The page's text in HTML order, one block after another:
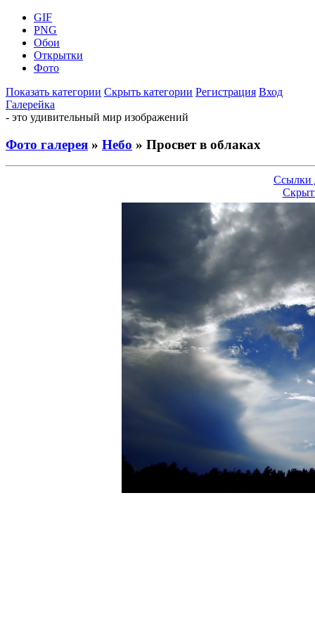
GIF
PNG
Обои
Открытки
Фото
Показать категории Скрыть категории Регистрация Вход
Галерейка
- это удивительный мир изображений
Фото галерея » Небо » Просвет в облаках
Ссылки